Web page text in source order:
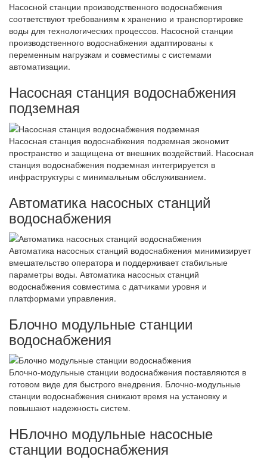
Насосной станции производственного водоснабжения
соответствуют требованиям к хранению и транспортировке
воды для технологических процессов. Насосной станции
производственного водоснабжения адаптированы к
переменным нагрузкам и совместимы с системами
автоматизации.
Насосная станция водоснабжения
подземная
Насосная станция водоснабжения подземная экономит
пространство и защищена от внешних воздействий. Насосная
станция водоснабжения подземная интегрируется в
инфраструктуры с минимальным обслуживанием.
Автоматика насосных станций
водоснабжения
Автоматика насосных станций водоснабжения минимизирует
вмешательство оператора и поддерживает стабильные
параметры воды. Автоматика насосных станций
водоснабжения совместима с датчиками уровня и
платформами управления.
Блочно модульные станции
водоснабжения
Блочно-модульные станции водоснабжения поставляются в
готовом виде для быстрого внедрения. Блочно-модульные
станции водоснабжения снижают время на установку и
повышают надежность систем.
НБлочно модульные насосные
станции водоснабжения